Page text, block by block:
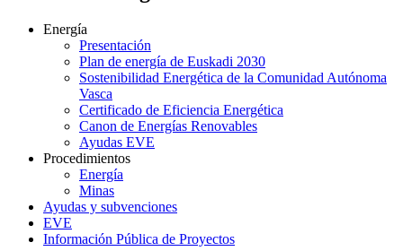
Energía
Presentación
Plan de energía de Euskadi 2030
Sostenibilidad Energética de la Comunidad Autónoma
Vasca
Certificado de Eficiencia Energética
Canon de Energías Renovables
Ayudas EVE
Procedimientos
Energía
Minas
Ayudas y subvenciones
EVE
Información Pública de Proyectos